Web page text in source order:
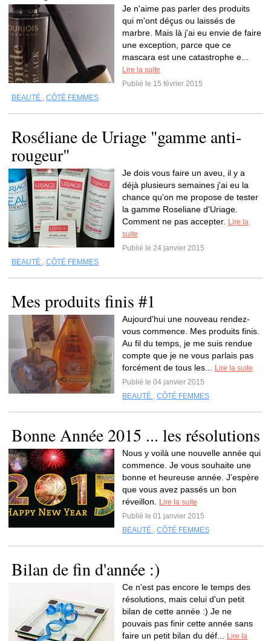
Je n'aime pas parler des produits
qui m'ont déçus ou laissés de
marbre. Mais là j'ai eu envie de faire
une exception, parce que ce
mascara est une catastrophe e...
Lire la suite
Publié le 15 février 2015
BEAUTÉ , CÔTÉ FEMMES
Roséliane de Uriage "gamme anti-
rougeur"
Je dois vous faire un aveu, il y a
déjà plusieurs semaines j'ai eu la
chance qu'on me propose de tester
la gamme Roseliane d'Uriage.
Comment ne pas accepter.
Lire la
suite
Publié le 24 janvier 2015
BEAUTÉ , CÔTÉ FEMMES
Mes produits finis #1
Aujourd'hui une nouveau rendez-
vous commence. Mes produits finis.
Au fil du temps, je me suis rendue
compte que je ne vous parlais pas
forcément de tous les...
Lire la suite
Publié le 04 janvier 2015
BEAUTÉ , CÔTÉ FEMMES
Bonne Année 2015 ... les résolutions
Nous y voilà une nouvelle année qui
commence. Je vous souhaite une
bonne et heureuse année. J’espère
que vous avez passés un bon
réveillon.
Lire la suite
Publié le 01 janvier 2015
BEAUTÉ , CÔTÉ FEMMES
Bilan de fin d'année :)
Ce n'est pas encore le temps des
résolutions, mais celui d'un petit
bilan de cette année :) Je ne
pouvais pas finir cette année sans
faire un petit bilan du déf...
Lire la